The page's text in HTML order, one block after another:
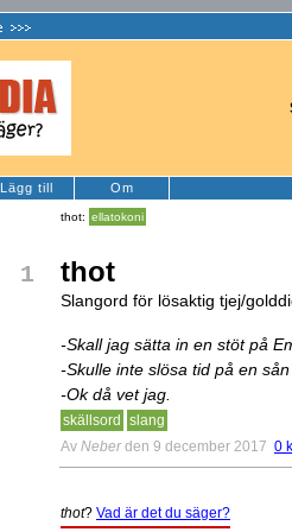
Lägg till Om
thot: ellatokoni
1 thot
Slangord för lösaktig tjej/
-Skall jag sätta in en stöt på
-Skulle inte slösa tid på en
-Ok då vet jag.
skällsord
slang
Av Neber den 9 december 2017 0
thot? Vad är det du säger?